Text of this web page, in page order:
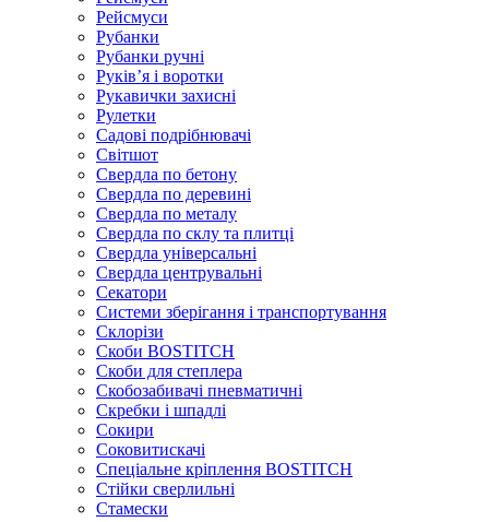
Рейсмуси
Рубанки
Рубанки ручні
Руківʼя і воротки
Рукавички захисні
Рулетки
Садові подрібнювачі
Світшот
Свердла по бетону
Свердла по деревині
Свердла по металу
Свердла по склу та плитці
Свердла універсальні
Свердла центрувальні
Секатори
Системи зберігання і транспортування
Склорізи
Скоби BOSTITCH
Скоби для степлера
Скобозабивачі пневматичні
Скребки і шпадлі
Сокири
Соковитискачі
Спеціальне кріплення BOSTITCH
Стійки сверлильні
Стамески